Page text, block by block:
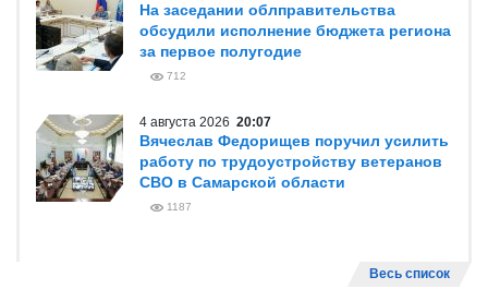
На заседании облправительства
обсудили исполнение бюджета региона
за первое полугодие
712
4 августа 2026 20:07
Вячеслав Федорищев поручил усилить
работу по трудоустройству ветеранов
СВО в Самарской области
1187
Весь список